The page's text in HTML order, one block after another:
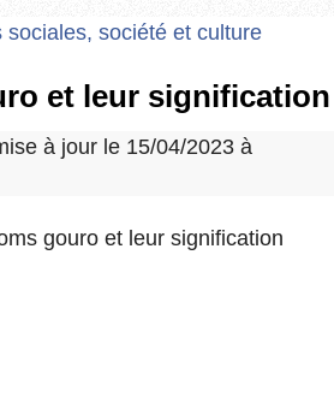
sociales, société et culture
et leur signification
à jour le 15/04/2023 à
gouro et leur signification